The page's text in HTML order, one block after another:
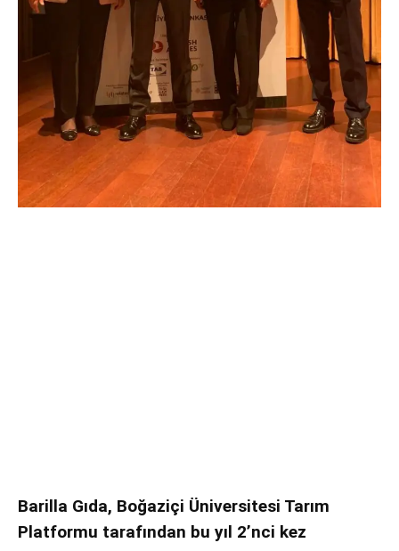
Barilla Gıda, Boğaziçi Üniversitesi Tarım
Platformu tarafından bu yıl 2’nci kez